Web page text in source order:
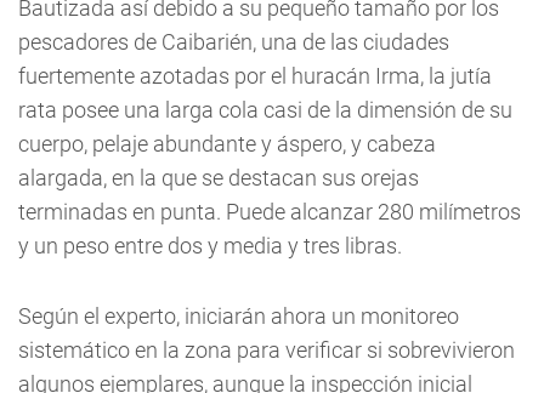
Bautizada así debido a su pequeño tamaño por los
pescadores de Caibarién, una de las ciudades
fuertemente azotadas por el huracán Irma, la jutía
rata posee una larga cola casi de la dimensión de su
cuerpo, pelaje abundante y áspero, y cabeza
alargada, en la que se destacan sus orejas
terminadas en punta. Puede alcanzar 280 milímetros
y un peso entre dos y media y tres libras.
Según el experto, iniciarán ahora un monitoreo
sistemático en la zona para verificar si sobrevivieron
algunos ejemplares, aunque la inspección inicial